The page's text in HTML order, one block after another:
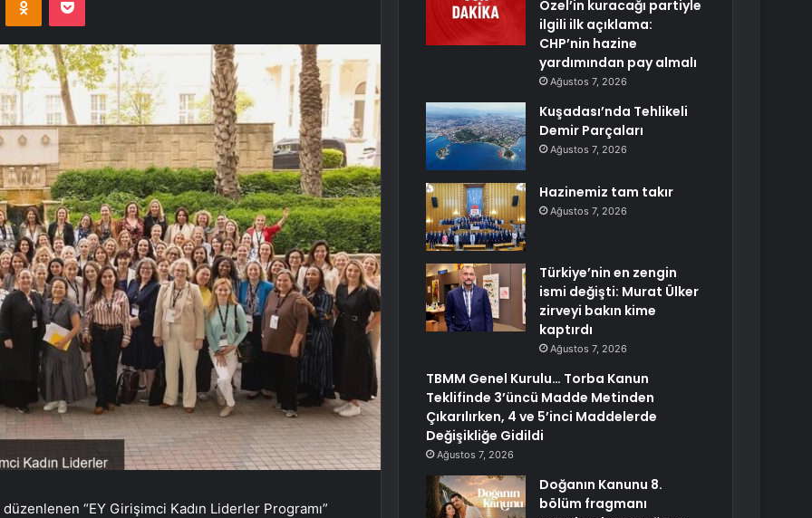
“EY Girişimci Kadın Liderler Programı”
Özel’in kuracağı partiyle
ilgili ilk açıklama:
CHP’nin hazine
yardımından pay almalı
Ağustos 7, 2026
Kuşadası’nda Tehlikeli
Demir Parçaları
Ağustos 7, 2026
Hazinemiz tam takır
Ağustos 7, 2026
Türkiye’nin en zengin
ismi değişti: Murat Ülker
zirveyi bakın kime
kaptırdı
Ağustos 7, 2026
TBMM Genel Kurulu… Torba Kanun
Teklifinde 3’üncü Madde Metinden
Çıkarılırken, 4 ve 5’inci Maddelerde
Değişikliğe Gidildi
Ağustos 7, 2026
Doğanın Kanunu 8.
bölüm fragmanı